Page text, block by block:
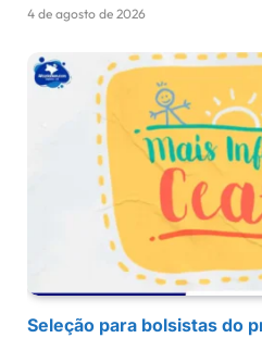
4 de agosto de 2026
Seleção para bolsistas do